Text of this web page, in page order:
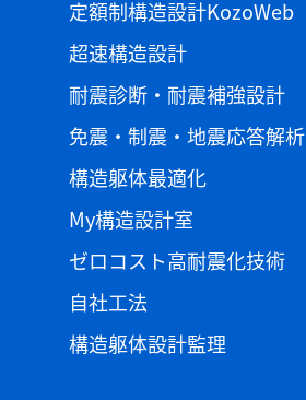
定額制構造設計KozoWeb
超速構造設計
耐震診断・耐震補強設計
免震・制震・地震応答解析
構造躯体最適化
My構造設計室
ゼロコスト高耐震化技術
自社工法
構造躯体設計監理